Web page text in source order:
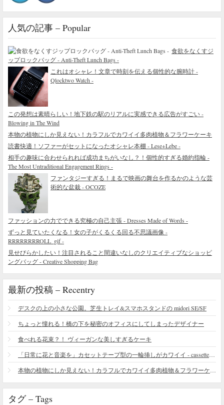
人気の記事 – Popular
食欲をなくすジ
ップロックバッグ - Anti-Theft Lunch Bags -
これはオシャレ！文章で時刻を伝える個性的な腕時計 -
Qlocktwo Watch -
この発想は素晴らしい！地下鉄の駅のリアルに実感できる広告がすごい -
Blowing in The Wind
本物の植物にしか見えない！カラフルでカワイイ多肉植物＆フラワーケーキ
読書快適！ソファーがセットになったオシャレ本棚 - Lese+Lebe -
相手の趣味に合わせられれば成功まちがいなし？！個性的すぎる婚約指輪 -
The Most Untraditional Engagement Rings -
ファンタジーすぎる！まるで映画の舞台を作るかのような芸
術的な盆栽 - OCOZE
ファッションの力でできる究極の自己主張 - Dresses Made of Words -
ずっと見ていたくなる！女の子がくるくる回る不思議画像 -
RRRRRRRROLL_gif -
見せびらかしたい！注目されること間違いなしのクリエイティブなショッピ
ングバッグ - Creative Shopping Bag
最新の投稿 – Recentry
デスクの上の小さな公園。芝生トレイ&スマホスタンドの midori SE/SF
ちょっと憧れる！橋の下を秘密のオフィスにしてしまったデザイナー
食べれる花束？！ ヴィーガンな美しすぎるケーキ
タグ – Tags